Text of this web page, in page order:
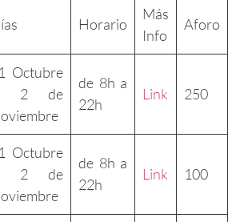
Horario
Más
Info
Aforo
Octubre
2 de
de 8h a
22h
Link 250
Octubre
2 de
de 8h a
22h
Link 100